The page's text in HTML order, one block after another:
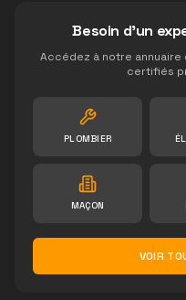
Besoin d'un
Accédez à notre
certifiés
PLOMBIER
MAÇON
VOIR